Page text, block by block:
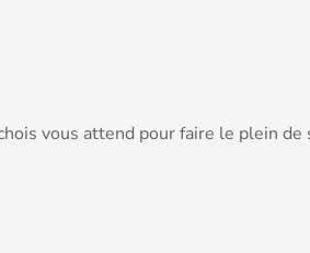
vous attend pour faire le plein